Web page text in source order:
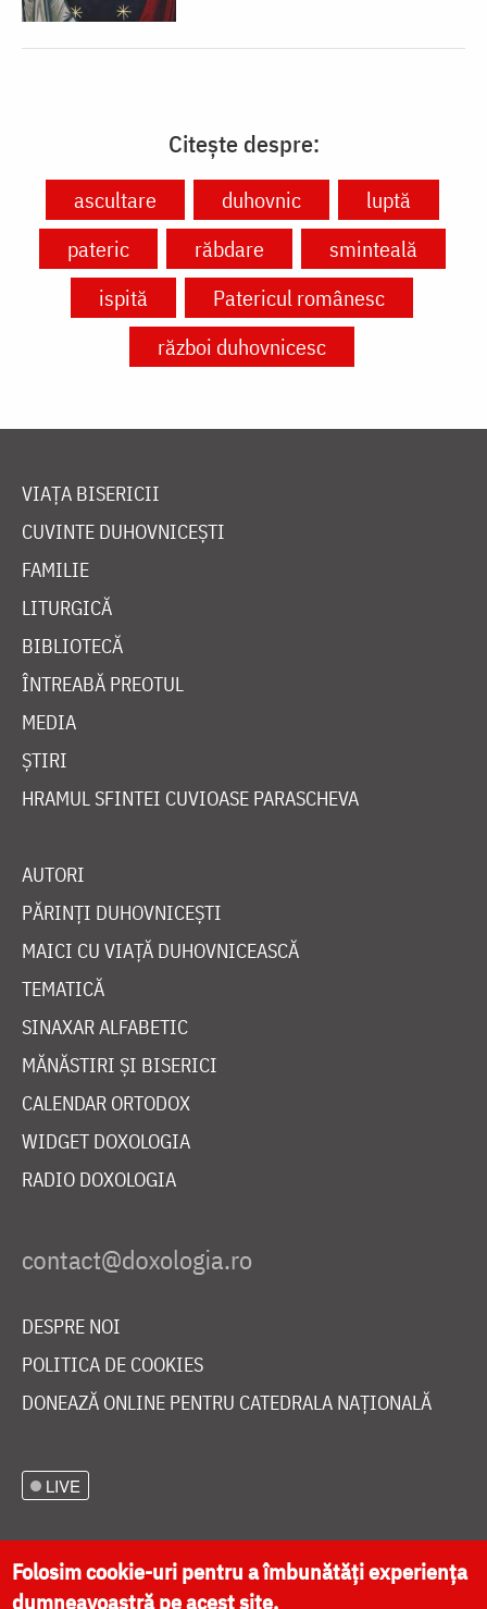
Citește despre:
ascultare duhovnic
luptă
pateric
răbdare
sminteală
ispită
Patericul românesc
război duhovnicesc
VIAȚA BISERICII
CUVINTE DUHOVNICEȘTI
FAMILIE
LITURGICĂ
BIBLIOTECĂ
ÎNTREABĂ PREOTUL
MEDIA
ȘTIRI
HRAMUL SFINTEI CUVIOASE PARASCHEVA
AUTORI
PĂRINȚI DUHOVNICEȘTI
MAICI CU VIAȚĂ DUHOVNICEASCĂ
TEMATICĂ
SINAXAR ALFABETIC
MĂNĂSTIRI ȘI BISERICI
CALENDAR ORTODOX
WIDGET DOXOLOGIA
RADIO DOXOLOGIA
DESPRE NOI
POLITICA DE COOKIES
DONEAZĂ ONLINE PENTRU CATEDRALA NAȚIONALĂ
LIVE
Site dezvoltat deDOXOLOGIA MEDIA
Folosim cookie-uri pentru a îmbunătăți experiența
dumneavoastră pe acest site.